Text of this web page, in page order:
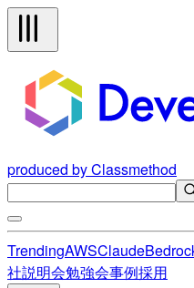
produced by Classmethod
TrendingAWSClaude
社説明会勉強会事例採用